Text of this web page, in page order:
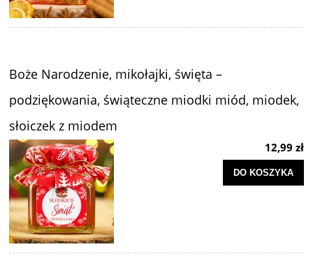
Boże Narodzenie, mikołajki, święta –
podziękowania, świąteczne miodki miód, miodek,
słoiczek z miodem
12,99 zł
DO KOSZYKA